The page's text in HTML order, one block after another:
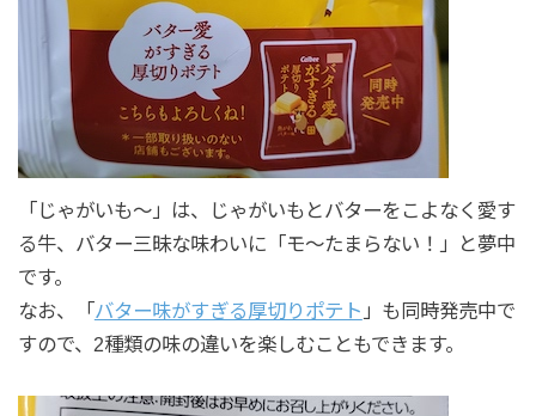
「じゃがいも〜」は、じゃがいもとバターをこよなく愛す
る牛、バター三昧な味わいに「モ〜たまらない！」と夢中
です。
なお、「 バター味がすぎる厚切りポテト 」も同時発売中で
すので、2種類の味の違いを楽しむこともできます。